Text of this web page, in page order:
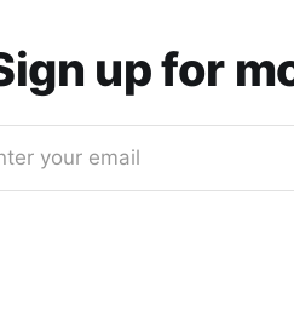
up for
your email